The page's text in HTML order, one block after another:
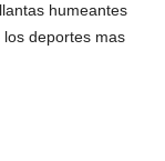
humeantes
deportes mas